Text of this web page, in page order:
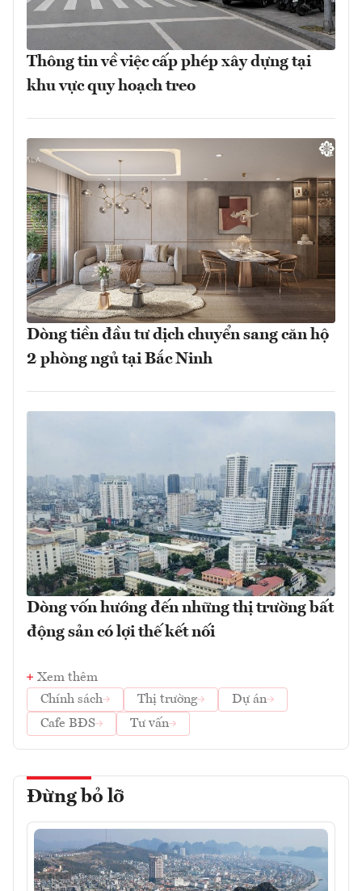
Thông tin về việc cấp phép xây dựng tại
khu vực quy hoạch treo
Dòng tiền đầu tư dịch chuyển sang căn hộ
2 phòng ngủ tại Bắc Ninh
Dòng vốn hướng đến những thị trường bất
động sản có lợi thế kết nối
Xem thêm
Chính sách
Thị trường
Dự án
Cafe BĐS
Tư vấn
Đừng bỏ lỡ